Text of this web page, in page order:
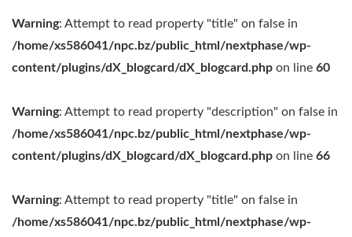
Warning: Attempt to read property "title" on false in
/home/xs586041/npc.bz/public_html/nextphase/wp-
content/plugins/dX_blogcard/dX_blogcard.php on line 60
Warning: Attempt to read property "description" on false in
/home/xs586041/npc.bz/public_html/nextphase/wp-
content/plugins/dX_blogcard/dX_blogcard.php on line 66
Warning: Attempt to read property "title" on false in
/home/xs586041/npc.bz/public_html/nextphase/wp-